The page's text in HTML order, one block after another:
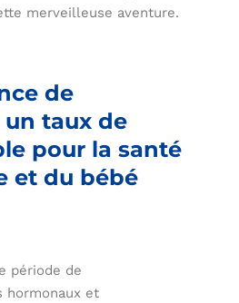
merveilleuse aventure.
de
taux de
pour la santé
et du bébé
période de
hormonaux et